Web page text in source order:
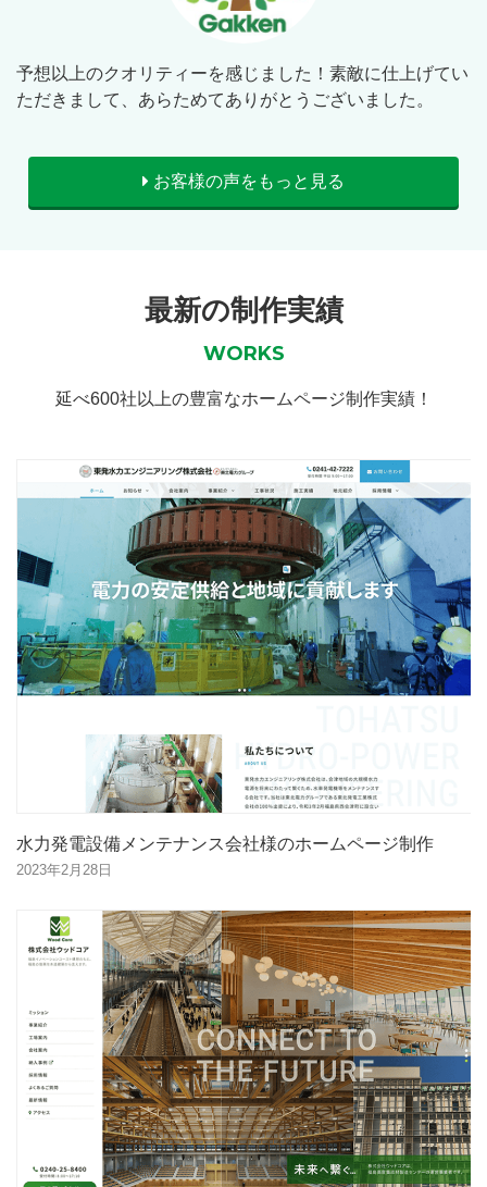
予想以上のクオリティーを感じました！素敵に仕上げてい
ただきまして、あらためてありがとうございました。
お客様の声をもっと見る
最新の制作実績
WORKS
延べ600社以上の豊富なホームページ制作実績！
水力発電設備メンテナンス会社様のホームページ制作
2023年2月28日